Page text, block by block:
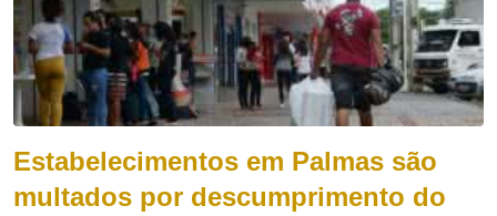
Estabelecimentos em Palmas são
multados por descumprimento do